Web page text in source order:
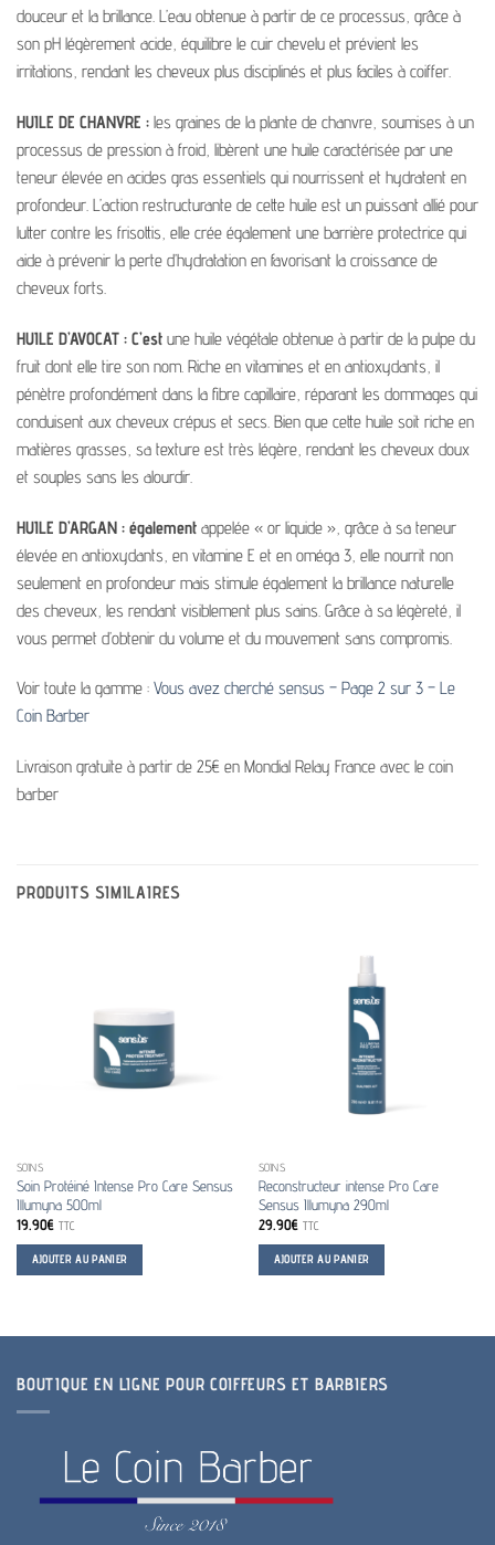
douceur et la brillance. L’eau obtenue à partir de ce processus, grâce à
son pH légèrement acide, équilibre le cuir chevelu et prévient les
irritations, rendant les cheveux plus disciplinés et plus faciles à coiffer.
HUILE DE CHANVRE : les graines de la plante de chanvre, soumises à un
processus de pression à froid, libèrent une huile caractérisée par une
teneur élevée en acides gras essentiels qui nourrissent et hydratent en
profondeur. L’action restructurante de cette huile est un puissant allié pour
lutter contre les frisottis, elle crée également une barrière protectrice qui
aide à prévenir la perte d’hydratation en favorisant la croissance de
cheveux forts.
HUILE D’AVOCAT : C’est une huile végétale obtenue à partir de la pulpe du
fruit dont elle tire son nom. Riche en vitamines et en antioxydants, il
pénètre profondément dans la fibre capillaire, réparant les dommages qui
conduisent aux cheveux crépus et secs. Bien que cette huile soit riche en
matières grasses, sa texture est très légère, rendant les cheveux doux
et souples sans les alourdir.
HUILE D’ARGAN : également appelée « or liquide », grâce à sa teneur
élevée en antioxydants, en vitamine E et en oméga 3, elle nourrit non
seulement en profondeur mais stimule également la brillance naturelle
des cheveux, les rendant visiblement plus sains. Grâce à sa légèreté, il
vous permet d’obtenir du volume et du mouvement sans compromis.
Voir toute la gamme : Vous avez cherché sensus – Page 2 sur 3 – Le
Coin Barber
Livraison gratuite à partir de 25€ en Mondial Relay France avec le coin
barber
PRODUITS SIMILAIRES
SOINS
Soin Protéiné Intense Pro Care Sensus
Illumyna 500ml
19.90€ TTC
AJOUTER AU PANIER
SOINS
Reconstructeur intense Pro Care
Sensus Illumyna 290ml
29.90€ TTC
AJOUTER AU PANIER
BOUTIQUE EN LIGNE POUR COIFFEURS ET BARBIERS